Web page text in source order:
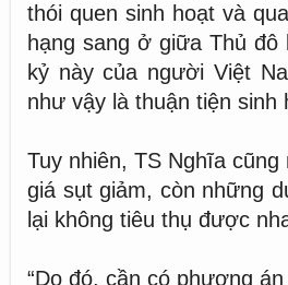
thói quen sinh hoạt và
hạng sang ở giữa Thủ
kỷ này của người Việt
như vậy là thuận tiện sinh
Tuy nhiên, TS Nghĩa
giá sụt giảm, còn những
lại không tiêu thụ được
“Do đó, cần có phương